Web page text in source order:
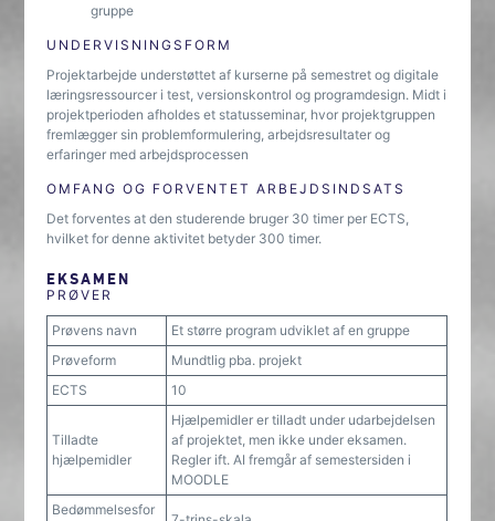
gruppe
UNDERVISNINGSFORM
Projektarbejde understøttet af kurserne på semestret og digitale
læringsressourcer i test, versionskontrol og programdesign. Midt i
projektperioden afholdes et statusseminar, hvor projektgruppen
fremlægger sin problemformulering, arbejdsresultater og
erfaringer med arbejdsprocessen
OMFANG OG FORVENTET ARBEJDSINDSATS
Det forventes at den studerende bruger 30 timer per ECTS,
hvilket for denne aktivitet betyder 300 timer.
EKSAMEN
PRØVER
Prøvens navn
Et større program udviklet af en gruppe
Prøveform
Mundtlig pba. projekt
ECTS
10
Tilladte
hjælpemidler
Hjælpemidler er tilladt under udarbejdelsen
af projektet, men ikke under eksamen.
Regler ift. AI fremgår af semestersiden i
MOODLE
Bedømmelsesfor